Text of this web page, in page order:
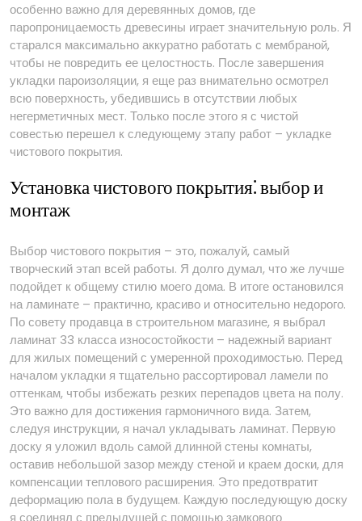
особенно важно для деревянных домов, где
паропроницаемость древесины играет значительную роль. Я
старался максимально аккуратно работать с мембраной,
чтобы не повредить ее целостность. После завершения
укладки пароизоляции, я еще раз внимательно осмотрел
всю поверхность, убедившись в отсутствии любых
негерметичных мест. Только после этого я с чистой
совестью перешел к следующему этапу работ – укладке
чистового покрытия.
Установка чистового покрытия⁚ выбор и
монтаж
Выбор чистового покрытия – это, пожалуй, самый
творческий этап всей работы. Я долго думал, что же лучше
подойдет к общему стилю моего дома. В итоге остановился
на ламинате – практично, красиво и относительно недорого.
По совету продавца в строительном магазине, я выбрал
ламинат 33 класса износостойкости – надежный вариант
для жилых помещений с умеренной проходимостью. Перед
началом укладки я тщательно рассортировал ламели по
оттенкам, чтобы избежать резких перепадов цвета на полу.
Это важно для достижения гармоничного вида. Затем,
следуя инструкции, я начал укладывать ламинат. Первую
доску я уложил вдоль самой длинной стены комнаты,
оставив небольшой зазор между стеной и краем доски, для
компенсации теплового расширения. Это предотвратит
деформацию пола в будущем. Каждую последующую доску
я соединял с предыдущей с помощью замкового